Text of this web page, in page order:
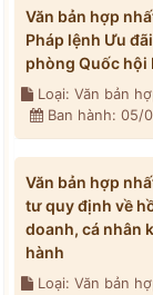
Văn bản hợp
Pháp lệnh Ưu
phòng Quốc hội
Loại: Văn bản
Ban hành: 05/
Văn bản hợp
tư quy định về
doanh, cá nhân
hành
Loại: Văn bản